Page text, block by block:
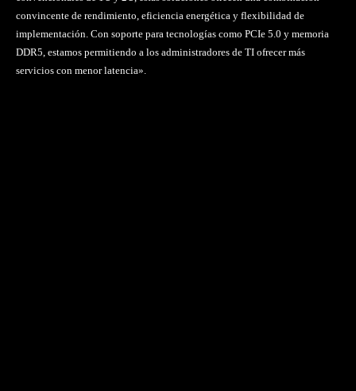
convincente de rendimiento, eficiencia energética y flexibilidad de
implementación. Con soporte para tecnologías como PCIe 5.0 y memoria
DDR5, estamos permitiendo a los administradores de TI ofrecer más
servicios con menor latencia».